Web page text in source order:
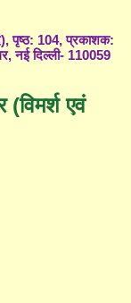
पृष्ठ: 104, प्रकाशक:
नई दिल्ली- 110059
एवं